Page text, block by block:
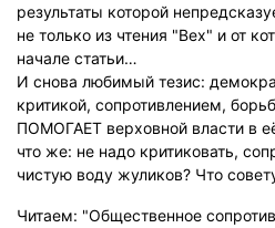
результаты которой
не только из чтения "Вех" и от
начале статьи…
И снова любимый тезис:
критикой, сопротивлением,
ПОМОГАЕТ верховной власти в
что же: не надо критиковать,
чистую воду жуликов? Что
Читаем: "Общественное